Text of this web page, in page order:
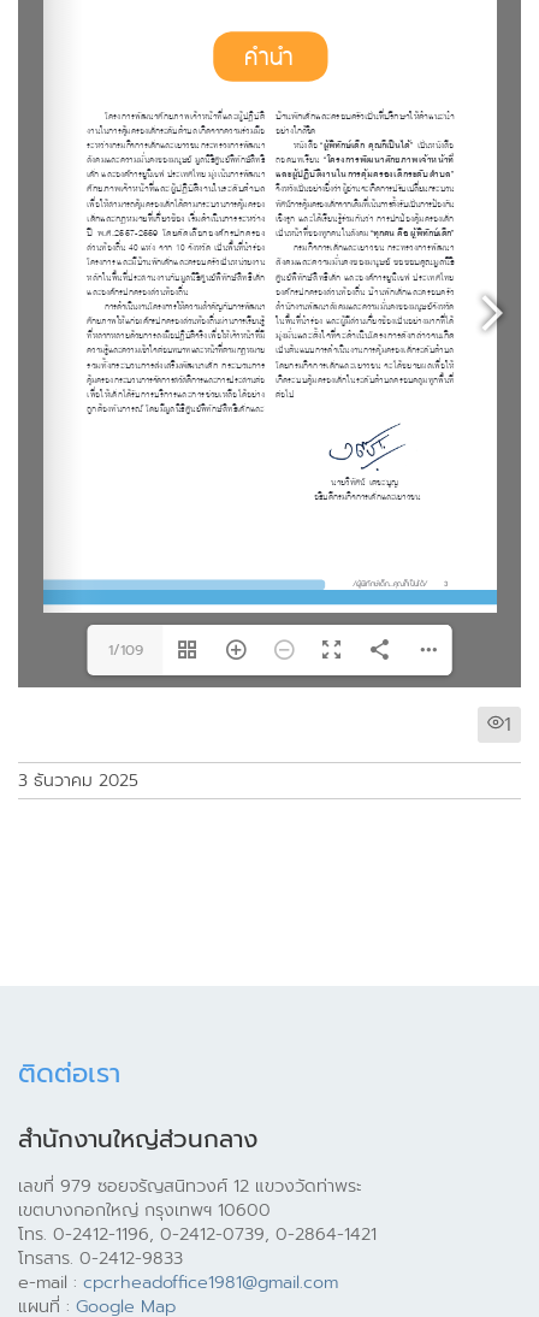
1/109
1
3 ธันวาคม 2025
ติดต่อเรา
สำนักงานใหญ่ส่วนกลาง
เลขที่ 979 ซอยจรัญสนิทวงศ์ 12 แขวงวัดท่าพระ
เขตบางกอกใหญ่ กรุงเทพฯ 10600
โทร. 0-2412-1196, 0-2412-0739, 0-2864-1421
โทรสาร. 0-2412-9833
e-mail : cpcrheadoffice1981@gmail.com
แผนที่ : Google Map